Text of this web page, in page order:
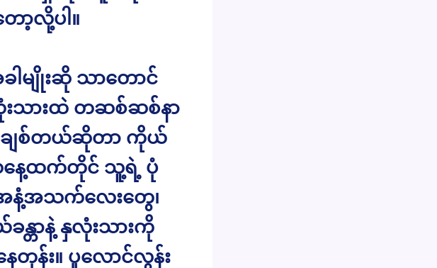
ော့လို့ပါ။
ါမျိုးဆို သာတောင်
သားထဲ တဆစ်ဆစ်နာ
ျစ်တယ်ဆိုတာ ကိုယ်
နေ့ထက်တိုင် သူ့ရဲ့ ပုံ
နံ့အသက်လေးတွေ၊
ာနဲ့ နှလုံးသားကို
န်း။ ပူလောင်လွန်း